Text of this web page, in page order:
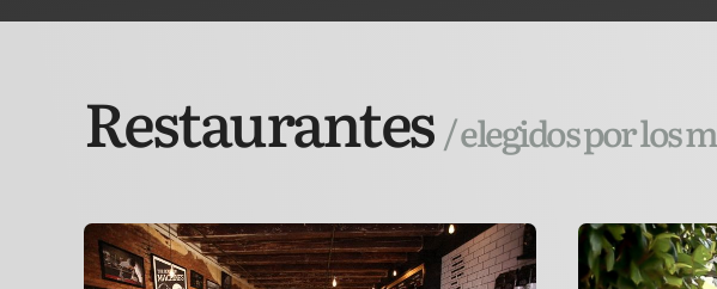
Restaurantes / elegidos por los